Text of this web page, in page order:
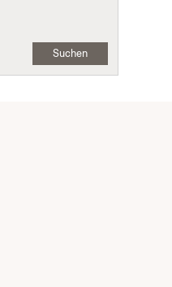
Suchen